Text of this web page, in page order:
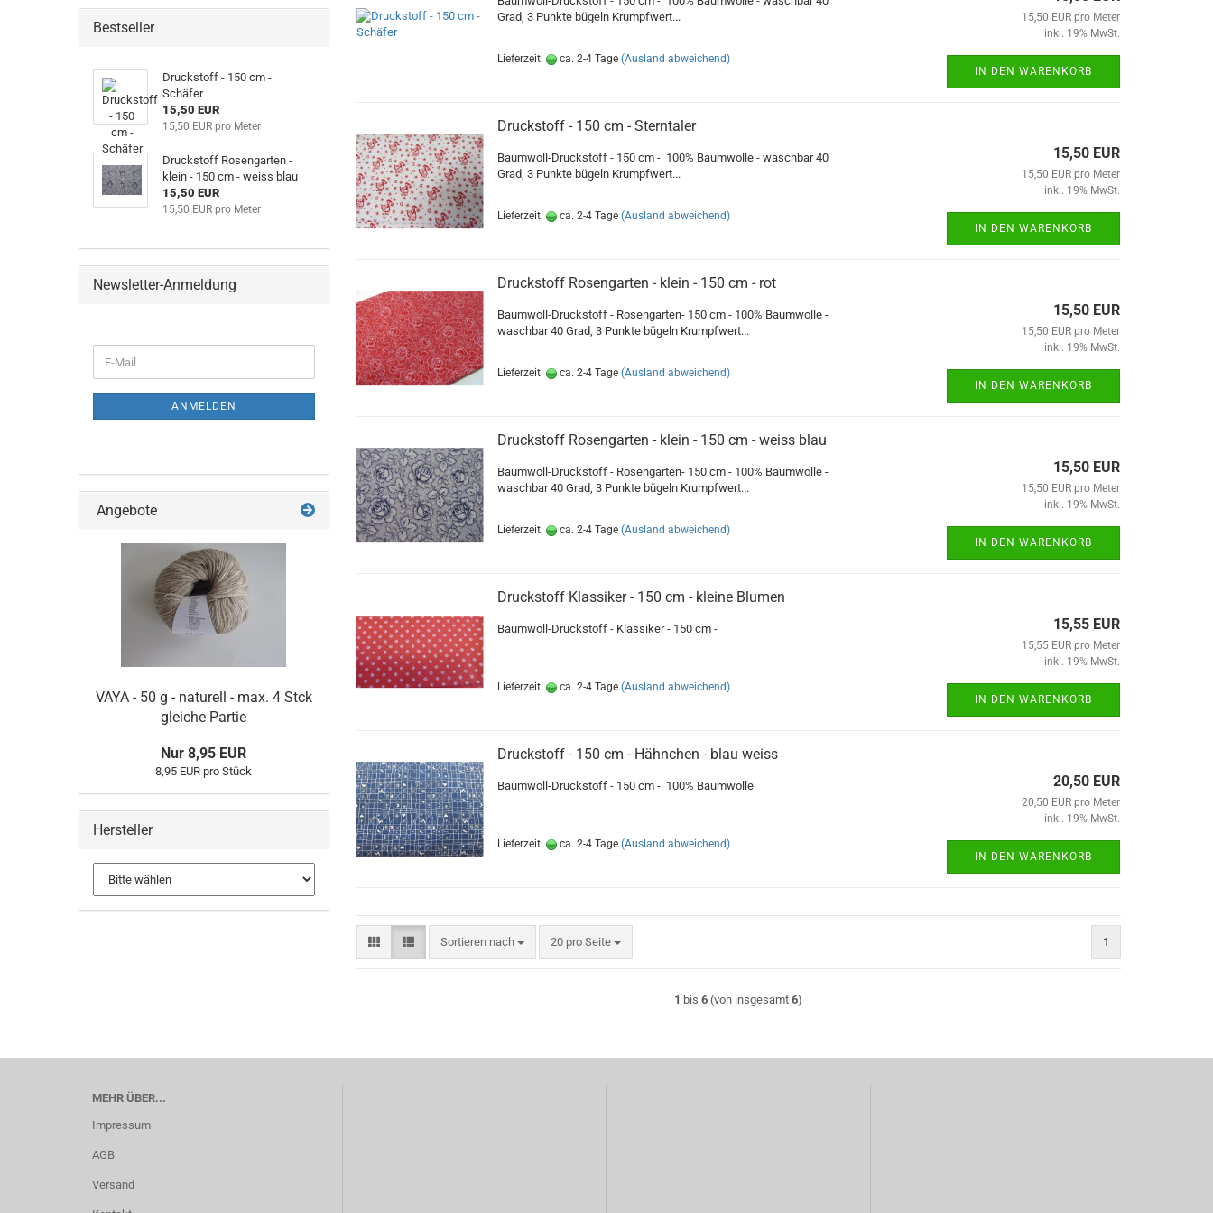
Grad, 3 Punkte bügeln Krumpfwert...
Lieferzeit: ca. 2-4 Tage (Ausland abweichend)
15,50 EUR pro Meter
inkl. 19% MwSt.
IN DEN WARENKORB
Druckstoff - 150 cm - Sterntaler
Baumwoll-Druckstoff - 150 cm - 100% Baumwolle - waschbar 40
Grad, 3 Punkte bügeln Krumpfwert...
Lieferzeit: ca. 2-4 Tage (Ausland abweichend)
15,50 EUR
15,50 EUR pro Meter
inkl. 19% MwSt.
IN DEN WARENKORB
Druckstoff Rosengarten - klein - 150 cm - rot
Baumwoll-Druckstoff - Rosengarten- 150 cm - 100% Baumwolle -
waschbar 40 Grad, 3 Punkte bügeln Krumpfwert...
Lieferzeit: ca. 2-4 Tage (Ausland abweichend)
15,50 EUR
15,50 EUR pro Meter
inkl. 19% MwSt.
IN DEN WARENKORB
Druckstoff Rosengarten - klein - 150 cm - weiss blau
Baumwoll-Druckstoff - Rosengarten- 150 cm - 100% Baumwolle -
waschbar 40 Grad, 3 Punkte bügeln Krumpfwert...
Lieferzeit: ca. 2-4 Tage (Ausland abweichend)
15,50 EUR
15,50 EUR pro Meter
inkl. 19% MwSt.
IN DEN WARENKORB
Druckstoff Klassiker - 150 cm - kleine Blumen
Baumwoll-Druckstoff - Klassiker - 150 cm -
Lieferzeit: ca. 2-4 Tage (Ausland abweichend)
15,55 EUR
15,55 EUR pro Meter
inkl. 19% MwSt.
IN DEN WARENKORB
Druckstoff - 150 cm - Hähnchen - blau weiss
Baumwoll-Druckstoff - 150 cm - 100% Baumwolle
Lieferzeit: ca. 2-4 Tage (Ausland abweichend)
20,50 EUR
20,50 EUR pro Meter
inkl. 19% MwSt.
IN DEN WARENKORB
Sortieren nach
Sortieren nach 20 pro Seite
pro Seite 1
1 bis6 (von insgesamt6)
Bestseller
Druckstoff - 150 cm -
Schäfer
15,50 EUR
15,50 EUR pro Meter
Druckstoff Rosengarten -
klein - 150 cm - weiss blau
15,50 EUR
15,50 EUR pro Meter
Newsletter-Anmeldung
ZUR
E-
Mail
ANMELDEN
Angebote
VAYA - 50 g - naturell - max. 4 Stck
gleiche Partie
Nur 8,95 EUR
8,95 EUR pro Stück
Hersteller
MEHR ÜBER...
Impressum
AGB
Versand